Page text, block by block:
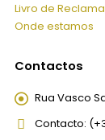
Livro de
Onde estamos
Contactos
Rua Vasco
Contacto: